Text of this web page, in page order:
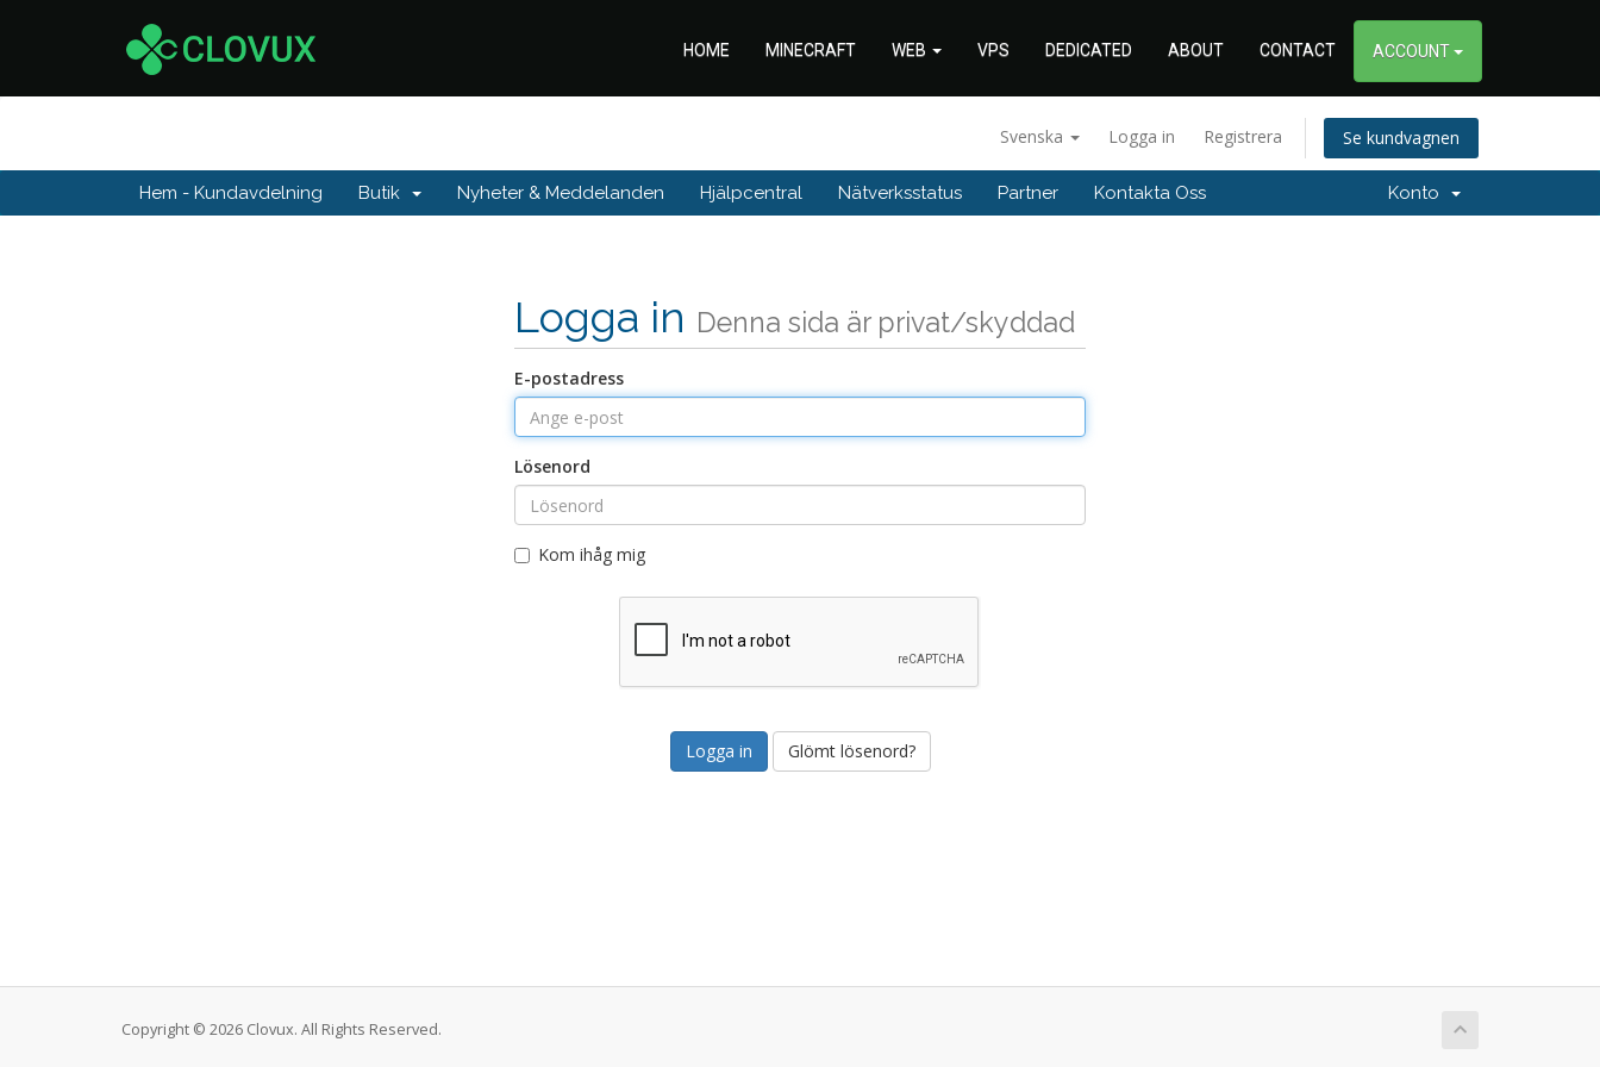
HOME MINECRAFT WEB VPS DEDICATED ABOUT CONTACT ACCOUNT
Svenska Logga in Registrera Se kundvagnen
Hem - Kundavdelning Butik Nyheter & Meddelanden Hjälpcentral Nätverksstatus Partner Kontakta Oss Konto
Logga in Denna sida är privat/skyddad
E-postadress
Lösenord
Kom ihåg mig
Glömt lösenord?
Copyright © 2026 Clovux. All Rights Reserved.